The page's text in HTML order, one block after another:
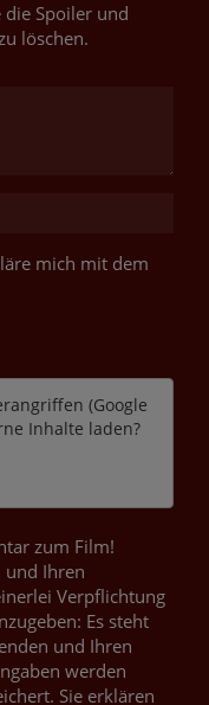
Spoiler und
löschen.
mich mit dem
(Google
Inhalte laden?
zum Film!
Ihren
Verpflichtung
Es steht
und Ihren
werden
Sie erklären